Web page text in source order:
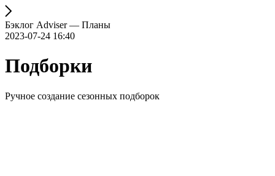
Бэклог Adviser — Планы
2023-07-24 16:40
Подборки
Ручное создание сезонных подборок